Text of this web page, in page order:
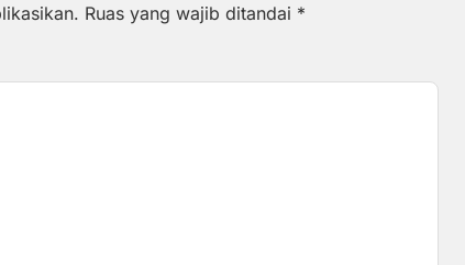
Ruas yang wajib ditandai *